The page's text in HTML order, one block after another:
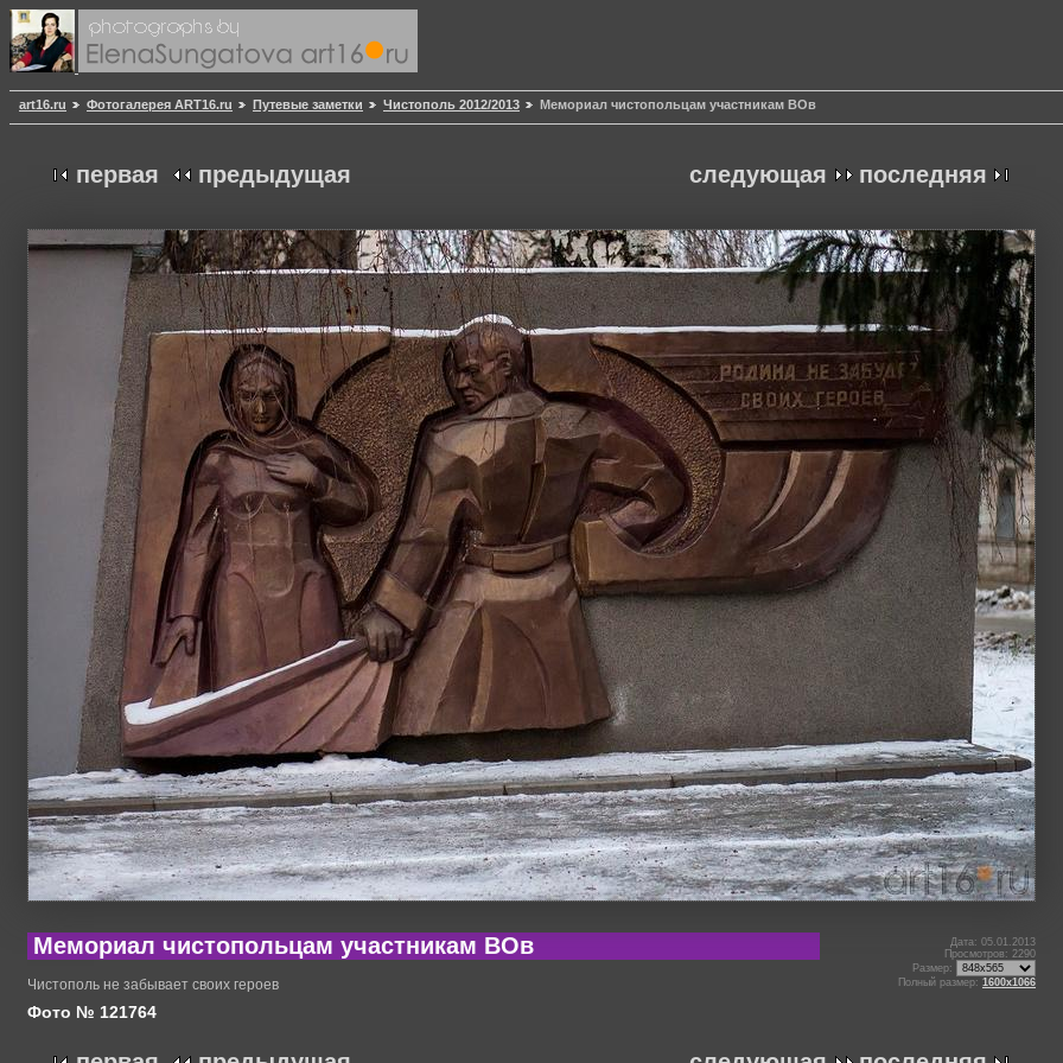
art16.ru Фотогалерея ART16.ru Путевые заметки Чистополь 2012/2013 Мемориал чистопольцам участникам ВОв
следующая последняя
первая предыдущая
Мемориал чистопольцам участникам ВОв
Чистополь не забывает своих героев
Фото № 121764
Дата: 05.01.2013
Просмотров: 2290
Размер:
Полный размер: 1600x1066